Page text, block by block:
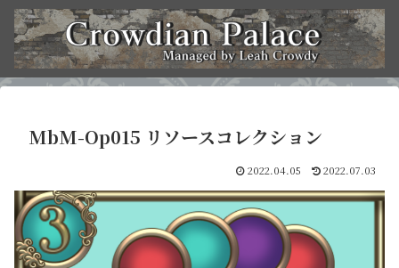
MbM-Op015 リソースコレクション
2022.04.05 2022.07.03